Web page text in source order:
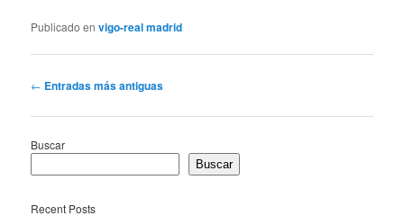
Publicado en vigo-real madrid
Navegación
entradas
← Entradas más antiguas
Buscar
Buscar
Recent Posts